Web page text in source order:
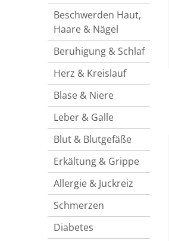
Beschwerden Haut,
Haare & Nägel
Beruhigung & Schlaf
Herz & Kreislauf
Blase & Niere
Leber & Galle
Blut & Blutgefäße
Erkältung & Grippe
Allergie & Juckreiz
Schmerzen
Diabetes